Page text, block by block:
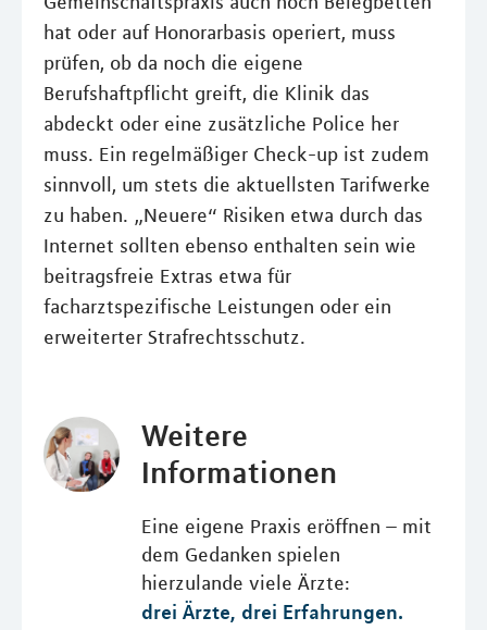
hat oder auf Honorarbasis operiert, muss
prüfen, ob da noch die eigene
Berufshaftpflicht greift, die Klinik das
abdeckt oder eine zusätzliche Police her
muss. Ein regelmäßiger Check-up ist zudem
sinnvoll, um stets die aktuellsten Tarifwerke
zu haben. „Neuere“ Risiken etwa durch das
Internet sollten ebenso enthalten sein wie
beitragsfreie Extras etwa für
facharztspezifische Leistungen oder ein
erweiterter Strafrechtsschutz.
Weitere
Informationen
Eine eigene Praxis eröffnen – mit
dem Gedanken spielen
hierzulande viele Ärzte:
drei Ärzte, drei Erfahrungen.